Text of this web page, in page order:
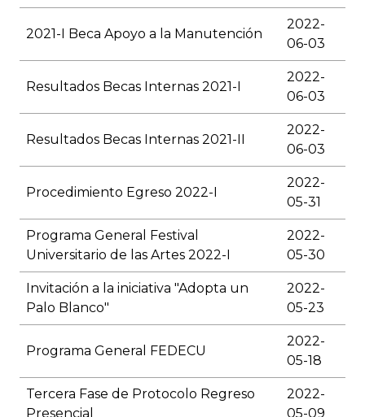
2021-I Beca Apoyo a la Manutención
2022-
06-03
Resultados Becas Internas 2021-I
2022-
06-03
Resultados Becas Internas 2021-II
2022-
06-03
Procedimiento Egreso 2022-I
2022-
05-31
Programa General Festival
Universitario de las Artes 2022-I
2022-
05-30
Invitación a la iniciativa "Adopta un
Palo Blanco"
2022-
05-23
Programa General FEDECU
2022-
05-18
Tercera Fase de Protocolo Regreso
Presencial
2022-
05-09